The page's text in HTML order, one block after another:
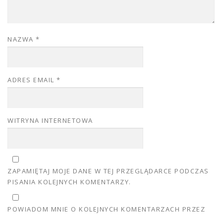
NAZWA *
ADRES EMAIL *
WITRYNA INTERNETOWA
ZAPAMIĘTAJ MOJE DANE W TEJ PRZEGLĄDARCE PODCZAS
PISANIA KOLEJNYCH KOMENTARZY.
POWIADOM MNIE O KOLEJNYCH KOMENTARZACH PRZEZ